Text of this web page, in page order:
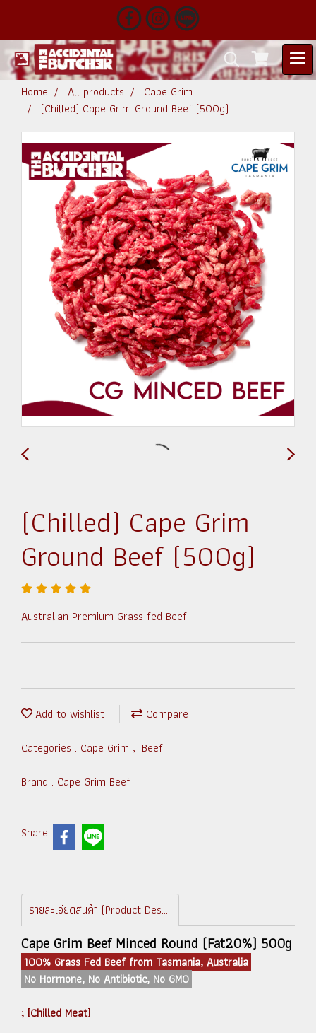
Home All products
Cape Grim
(Chilled) Cape Grim Ground Beef (500g)
(Chilled) Cape Grim
Ground Beef (500g)
Australian Premium Grass fed Beef
Add to wishlist
Compare
Categories : Cape Grim , Beef
Brand : Cape Grim Beef
Share
รายละเอียดสินค้า (Product Description)
Cape Grim Beef Minced Round (Fat20%) 500g
100% Grass Fed Beef from Tasmania, Australia
No Hormone, No Antibiotic, No GMO
; [Chilled Meat]